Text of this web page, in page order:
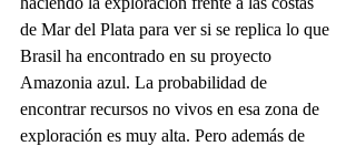
de Mar del Plata para ver si se replica lo que
Brasil ha encontrado en su proyecto
Amazonia azul. La probabilidad de
encontrar recursos no vivos en esa zona de
exploración es muy alta. Pero además de